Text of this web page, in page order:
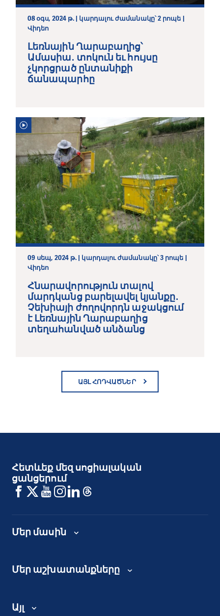
08 օգս, 2024 թ. | կարդալու ժամանակը՝ 2 րոպե |
Վիդեո
Լեռնային Ղարաբաղից՝
Ամասիա․ տոկուն եւ հույսը
չկորցրած ընտանիքի
ճանապարհը
09 սեպ, 2024 թ. | կարդալու ժամանակը՝ 3 րոպե |
Վիդեո
Հնարավորություն տալով
մարդկանց բարելավել կյանքը․
Չեխիայի ժողովորդն աջակցում
է Լեռնային Ղարաբաղից
տեղահանված անձանց
ԱՅԼ ՀՈԴՎԱԾՆԵՐ
Հետևեք մեզ սոցիալական
ցանցերում
Մեր մասին
Մեր աշխատանքները
Այլ